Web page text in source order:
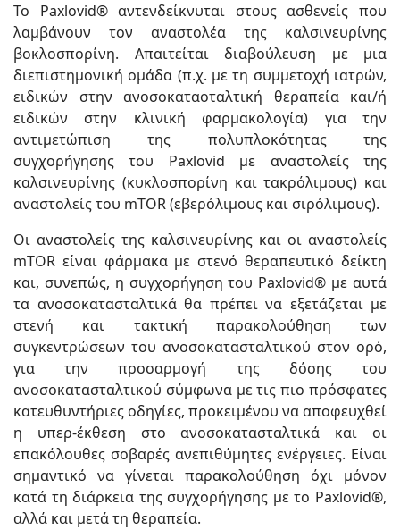
To Paxlovid® αντενδείκνυται στους ασθενείς που
λαμβάνουν τον αναστολέα της καλσινευρίνης
βοκλοσπορίνη. Απαιτείται διαβούλευση με μια
διεπιστημονική ομάδα (π.χ. με τη συμμετοχή ιατρών,
ειδικών στην ανοσοκαταοταλτική θεραπεία και/ή
ειδικών στην κλινική φαρμακολογία) για την
αντιμετώπιση της πολυπλοκότητας της
συγχορήγησης του Paxlovid με αναστολείς της
καλσινευρίνης (κυκλοσπορίνη και τακρόλιμους) και
αναστολείς του mTOR (εβερόλιμους και σιρόλιμους).
Οι αναστολείς της καλσινευρίνης και οι αναστολείς
mTOR είναι φάρμακα με στενό θεραπευτικό δείκτη
και, συνεπώς, η συγχορήγηση του Paxlovid® με αυτά
τα ανοσοκατασταλτικά θα πρέπει να εξετάζεται με
στενή και τακτική παρακολούθηση των
συγκεντρώσεων του ανοσοκατασταλτικού στον ορό,
για την προσαρμογή της δόσης του
ανοσοκατασταλτικού σύμφωνα με τις πιο πρόσφατες
κατευθυντήριες οδηγίες, προκειμένου να αποφευχθεί
η υπερ-έκθεση στο ανοσοκατασταλτικά και οι
επακόλουθες σοβαρές ανεπιθύμητες ενέργειες. Είναι
σημαντικό να γίνεται παρακολούθηση όχι μόνον
κατά τη διάρκεια της συγχορήγησης με το Paxlovid®,
αλλά και μετά τη θεραπεία.